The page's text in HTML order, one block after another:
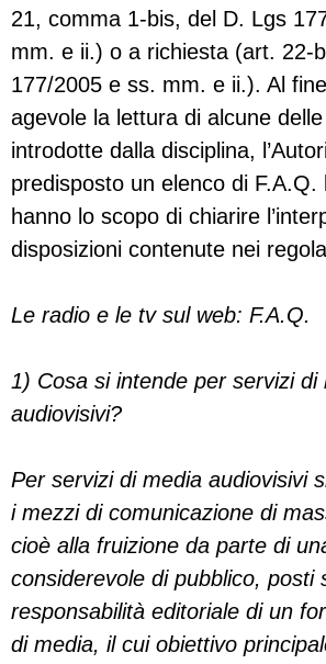
21, comma 1-bis, del D. Lgs
mm. e ii.) o a richiesta (art. 22-
177/2005 e ss. mm. e ii.). Al
agevole la lettura di alcune
introdotte dalla disciplina,
predisposto un elenco di F.A.Q.
hanno lo scopo di chiarire
disposizioni contenute nei
Le radio e le tv sul web: F.A.Q.
1) Cosa si intende per servizi di
audiovisivi?
Per servizi di media audiovisivi
i mezzi di comunicazione di
cioè alla fruizione da parte di
considerevole di pubblico, posti
responsabilità editoriale di un
di media, il cui obiettivo